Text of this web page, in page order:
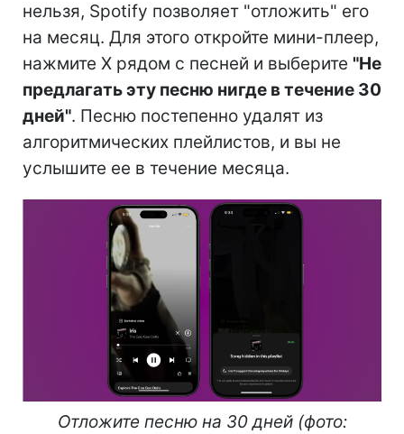
нельзя, Spotify позволяет "отложить" его
на месяц. Для этого откройте мини-плеер,
нажмите X рядом с песней и выберите "Не
предлагать эту песню нигде в течение 30
дней". Песню постепенно удалят из
алгоритмических плейлистов, и вы не
услышите ее в течение месяца.
Отложите песню на 30 дней (фото: